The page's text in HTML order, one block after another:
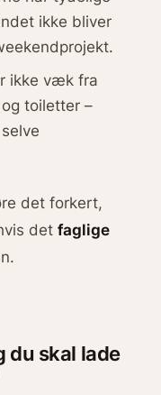
ikke bliver
ikke væk fra
toiletter –
det forkert,
det faglige
du skal lade